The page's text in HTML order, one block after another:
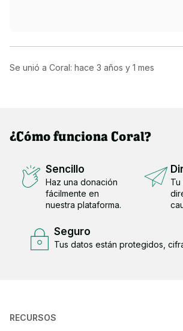
Se unió a Coral: hace 3 años y 1 mes
¿Cómo funciona Coral?
Sencillo
Haz una donación
fácilmente en
nuestra plataforma.
Seguro
Tus datos están protegidos,
RECURSOS